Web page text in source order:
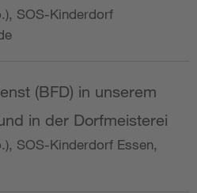
SOS-Kinderdorf
(BFD) in unserem
in der Dorfmeisterei
SOS-Kinderdorf Essen,